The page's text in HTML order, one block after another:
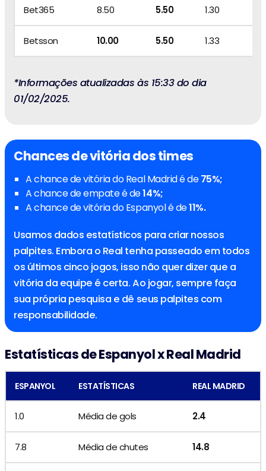
Bet365 8.50 5.50 1.30
Betsson 10.00 5.50 1.33
*Informações atualizadas às 15:33 do dia
01/02/2025.
Chances de vitória dos times
A chance de vitória do Real Madrid é de75%;
A chance de empate é de14%;
A chance de vitória do Espanyol é de11%.
Usamos dados estatísticos para criar nossos
palpites. Embora o Real tenha passeado em todos
os últimos cinco jogos, isso não quer dizer que a
vitória da equipe é certa. Ao jogar, sempre faça
sua própria pesquisa e dê seus palpites com
responsabilidade.
Estatísticas de Espanyol x Real Madrid
ESPANYOL ESTATÍSTICAS REAL MADRID
1.0 Média de gols 2.4
7.8 Média de chutes 14.8